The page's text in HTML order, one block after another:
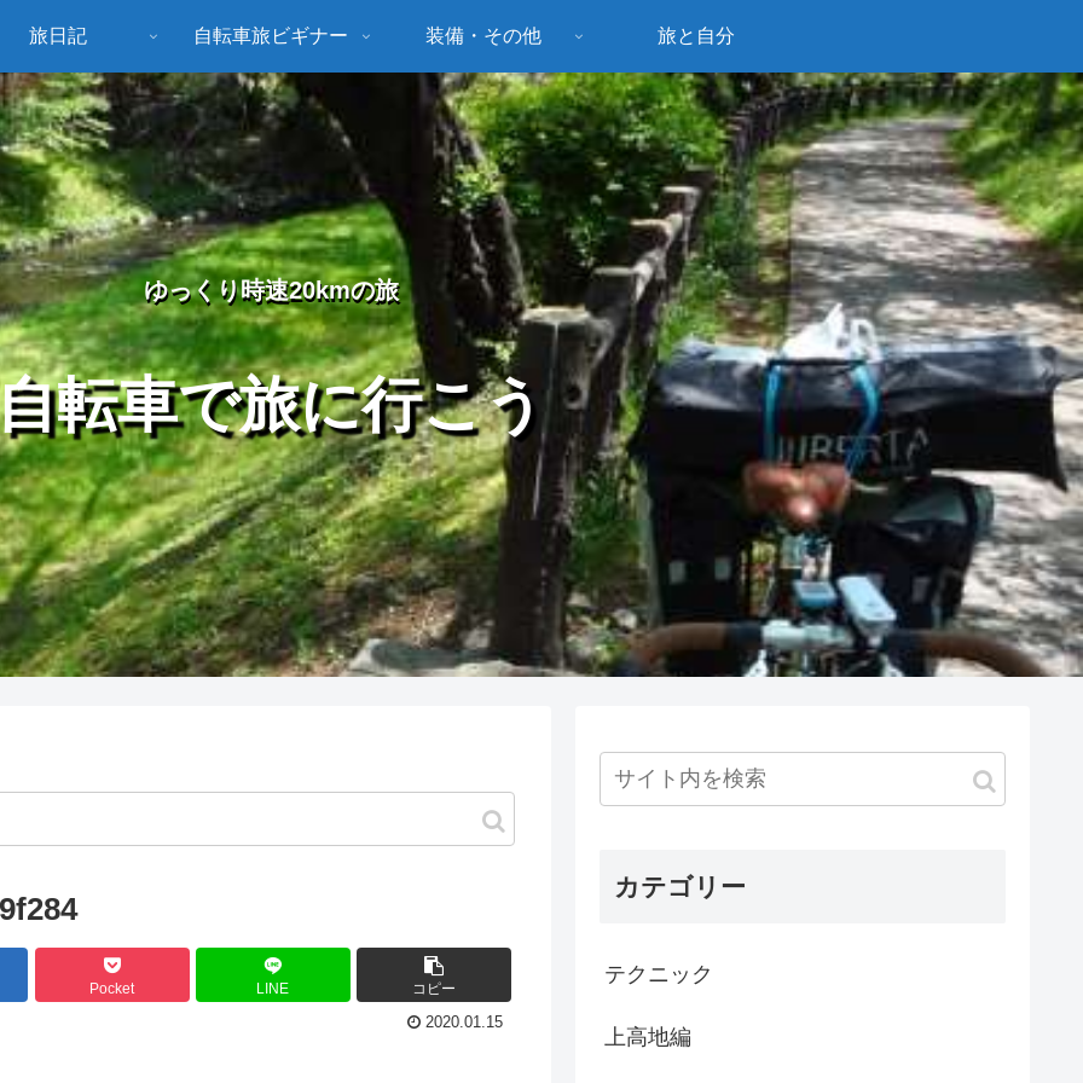
ゆっくり時速20kmの旅
転車で旅に行こう
旅日記 自転車旅ビギナー 装備・その他 旅と自分
Pocket LINE コピー
2020.01.15
カテゴリー
テクニック
上高地編